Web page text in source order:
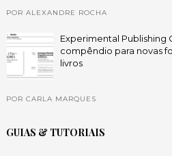
POR ALEXANDRE ROCHA
Experimental Publishing
compêndio para novas
livros
POR CARLA MARQUES
GUIAS & TUTORIAIS